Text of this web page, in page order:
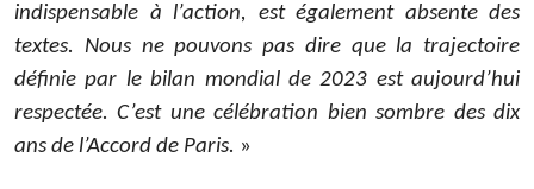
indispensable à l’action, est également absente des
textes. Nous ne pouvons pas dire que la trajectoire
définie par le bilan mondial de 2023 est aujourd’hui
respectée. C’est une célébration bien sombre des dix
ans de l’Accord de Paris. »